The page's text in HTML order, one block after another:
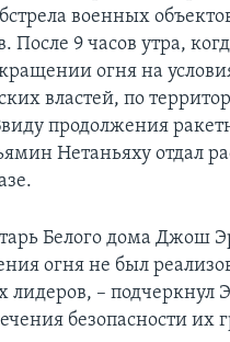
военных
После 9 часов утра,
огня на
властей, по
продолжения
Нетаньяху отдал
Белого дома Джош
огня не был
– подчеркнул
безопасности их